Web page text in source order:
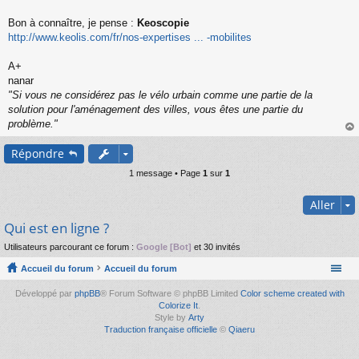
s
g
n
o
n
u
Bon à connaître, je pense : Keoscopie
http://www.keolis.com/fr/nos-expertises ... -mobilites
A+
nanar
"Si vous ne considérez pas le vélo urbain comme une partie de la
solution pour l'aménagement des villes, vous êtes une partie du
problème."
au
Répondre
1 message • Page 1 sur 1
Aller
Qui est en ligne ?
Utilisateurs parcourant ce forum : Google [Bot] et 30 invités
Accueil du forum Accueil du forum
Développé par phpBB® Forum Software © phpBB Limited Color scheme created with
Colorize It
Style by Arty
Traduction française officielle © Qiaeru